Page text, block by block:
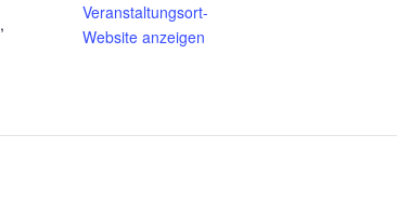
,
Veranstaltungsort-
Website anzeigen